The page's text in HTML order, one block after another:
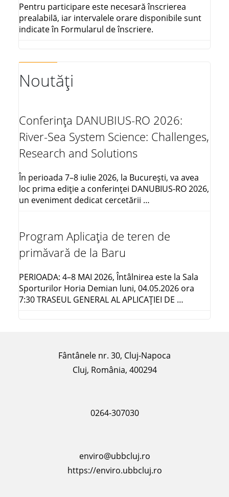
Pentru participare este necesară înscrierea
prealabilă, iar intervalele orare disponibile sunt
indicate în Formularul de înscriere.
Noutăți
Conferința DANUBIUS-RO 2026:
River-Sea System Science: Challenges,
Research and Solutions
În perioada 7–8 iulie 2026, la București, va avea
loc prima ediție a conferinței DANUBIUS-RO 2026,
un eveniment dedicat cercetării …
Program Aplicația de teren de
primăvară de la Baru
PERIOADA: 4–8 MAI 2026, Întâlnirea este la Sala
Sporturilor Horia Demian luni, 04.05.2026 ora
7:30 TRASEUL GENERAL AL APLICAŢIEI DE …
Fântânele nr. 30, Cluj-Napoca
Cluj, România, 400294
0264-307030
enviro@ubbcluj.ro
https://enviro.ubbcluj.ro